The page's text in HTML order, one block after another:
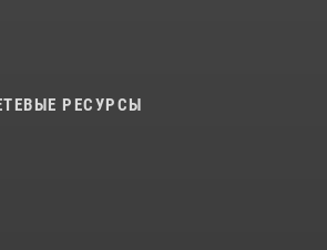
РЕСУРСЫ